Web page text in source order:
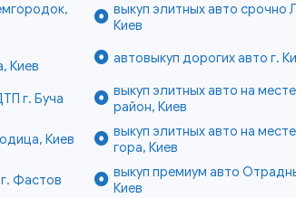
выкуп элитных авто срочно
Киев
Киев
автовыкуп дорогих авто г.
г. Буча
выкуп элитных авто на
район, Киев
Киев
выкуп элитных авто на
гора, Киев
Фастов
выкуп премиум авто
Киев